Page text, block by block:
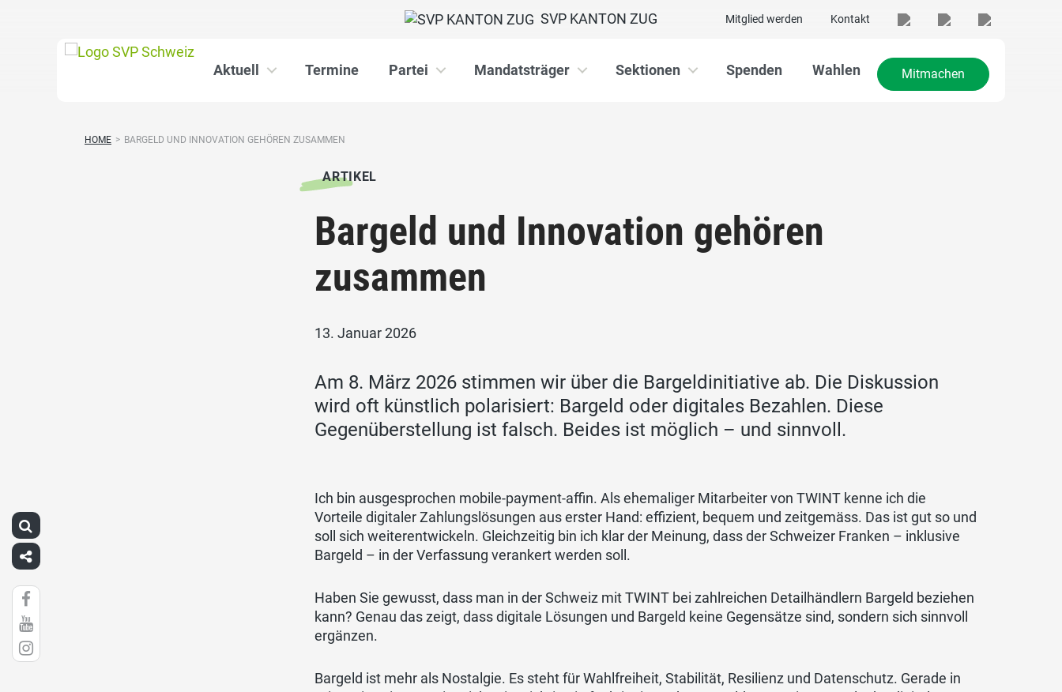
Mitglied werden Kontakt
SVP KANTON ZUG
Aktuell Termine Partei Mandatsträger Sektionen Spenden Wahlen Mitmachen
HOME > BARGELD UND INNOVATION GEHÖREN ZUSAMMEN
ARTIKEL
Bargeld und Innovation gehören
zusammen
13. Januar 2026
Am 8. März 2026 stimmen wir über die Bargeldinitiative ab. Die Diskussion
wird oft künstlich polarisiert: Bargeld oder digitales Bezahlen. Diese
Gegenüberstellung ist falsch. Beides ist möglich – und sinnvoll.
Ich bin ausgesprochen mobile-payment-affin. Als ehemaliger Mitarbeiter von TWINT kenne ich die
Vorteile digitaler Zahlungslösungen aus erster Hand: effizient, bequem und zeitgemäss. Das ist gut so und
soll sich weiterentwickeln. Gleichzeitig bin ich klar der Meinung, dass der Schweizer Franken – inklusive
Bargeld – in der Verfassung verankert werden soll.
Haben Sie gewusst, dass man in der Schweiz mit TWINT bei zahlreichen Detailhändlern Bargeld beziehen
kann? Genau das zeigt, dass digitale Lösungen und Bargeld keine Gegensätze sind, sondern sich sinnvoll
ergänzen.
Bargeld ist mehr als Nostalgie. Es steht für Wahlfreiheit, Stabilität, Resilienz und Datenschutz. Gerade in